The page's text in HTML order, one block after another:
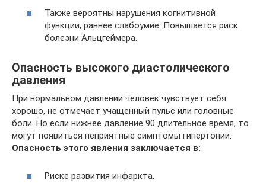
Также вероятны нарушения когнитивной
функции, раннее слабоумие. Повышается риск
болезни Альцгеймера.
Опасность высокого диастолического
давления
При нормальном давлении человек чувствует себя
хорошо, не отмечает учащенный пульс или головные
боли. Но если нижнее давление 90 длительное время, то
могут появиться неприятные симптомы гипертонии.
Опасность этого явления заключается в:
Риске развития инфаркта.